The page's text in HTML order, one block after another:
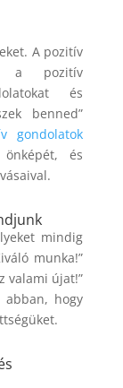
A pozitív
a pozitív
és
benned”
gondolatok
és
mindig
munka!”
valami újat!”
abban, hogy